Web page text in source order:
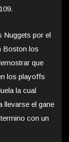
Nuggets por el
Boston los
que
los playoffs
la cual
llevarse el gane
con un